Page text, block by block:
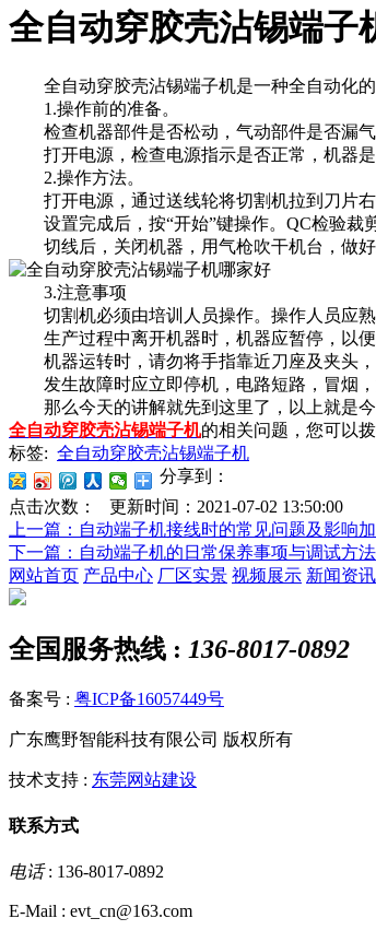
全自动穿胶壳沾锡端子
全自动穿胶壳沾锡端子机是一种全自动化的
1.操作前的准备。
检查机器部件是否松动，气动部件是否漏气
打开电源，检查电源指示是否正常，机器是
2.操作方法。
打开电源，通过送线轮将切割机拉到刀片右
设置完成后，按“开始”键操作。QC检验裁剪
切线后，关闭机器，用气枪吹干机台，做好
3.注意事项
切割机必须由培训人员操作。操作人员应熟
生产过程中离开机器时，机器应暂停，以便
机器运转时，请勿将手指靠近刀座及夹头，
发生故障时应立即停机，电路短路，冒烟，
那么今天的讲解就先到这里了，以上就是今
全自动穿胶壳沾锡端子机的相关问题，您可以
标签: 全自动穿胶壳沾锡端子机
分享到：
点击次数：
更新时间：2021-07-02 13:50:00
上一篇 ：自动端子机接线时的常见问题及影响
下一篇 ：自动端子机的日常保养事项与调试方
网站首页 产品中心 厂区实景 视频展示 新闻资讯
全国服务热线 : 136-8017-0892
备案号 : 粤ICP备16057449号
广东鹰野智能科技有限公司 版权所有
技术支持 : 东莞网站建设
联系方式
电话: 136-8017-0892
E-Mail : evt_cn@163.com